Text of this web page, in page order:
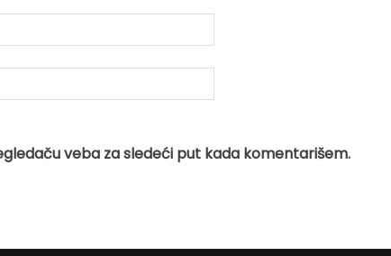
veba za sledeći put kada komentarišem.